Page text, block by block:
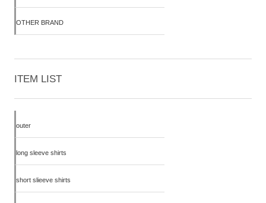
OTHER BRAND
ITEM LIST
outer
long sleeve shirts
short slieeve shirts